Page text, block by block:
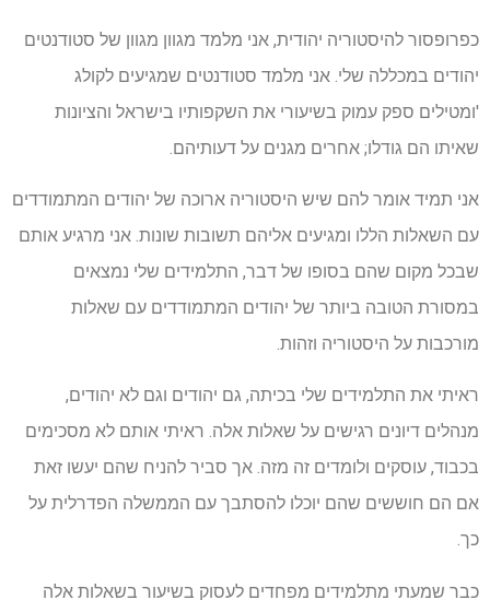
כפרופסור להיסטוריה יהודית, אני מלמד מגוון מגוון של סטודנטים
יהודים במכללה שלי. אני מלמד סטודנטים שמגיעים לקולג
'ומטילים ספק עמוק בשיעורי את השקפותיו בישראל והציונות
שאיתו הם גודלו; אחרים מגנים על דעותיהם.
אני תמיד אומר להם שיש היסטוריה ארוכה של יהודים המתמודדים
עם השאלות הללו ומגיעים אליהם תשובות שונות. אני מרגיע אותם
שבכל מקום שהם בסופו של דבר, התלמידים שלי נמצאים
במסורת הטובה ביותר של יהודים המתמודדים עם שאלות
מורכבות על היסטוריה וזהות.
ראיתי את התלמידים שלי בכיתה, גם יהודים וגם לא יהודים,
מנהלים דיונים רגישים על שאלות אלה. ראיתי אותם לא מסכימים
בכבוד, עוסקים ולומדים זה מזה. אך סביר להניח שהם יעשו זאת
אם הם חוששים שהם יוכלו להסתבך עם הממשלה הפדרלית על
כך.
כבר שמעתי מתלמידים מפחדים לעסוק בשיעור בשאלות אלה